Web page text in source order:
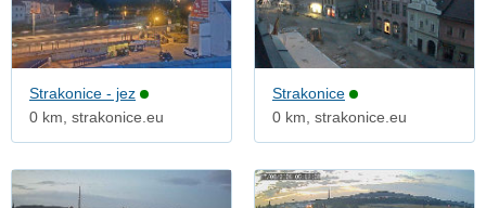
Strakonice - jez
0 km, strakonice.eu
Strakonice
0 km, strakonice.eu